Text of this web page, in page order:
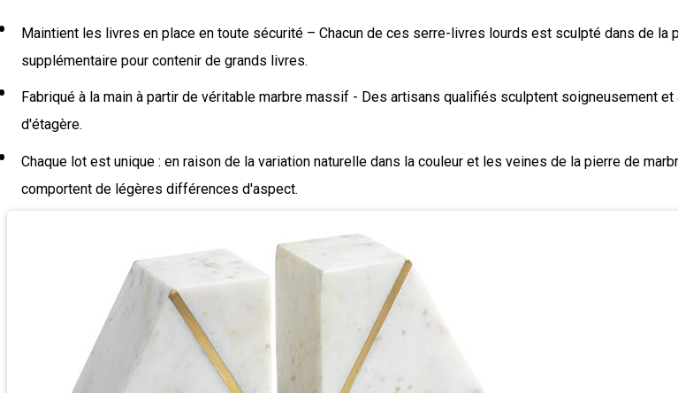
Maintient les livres en place en toute sécurité – Chacun de ces serre-livres lourds est sculpté dans de
supplémentaire pour contenir de grands livres.
Fabriqué à la main à partir de véritable marbre massif - Des artisans qualifiés sculptent soigneusement
d'étagère.
Chaque lot est unique : en raison de la variation naturelle dans la couleur et les veines de la pierre de
comportent de légères différences d'aspect.